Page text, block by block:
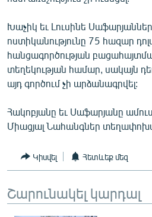
Հայերեն
English
Русский
ՀԵՏԵՎԵՔ ՄԵԶ
«Ազատության» բոլոր կայքերը
Խաչիկ եւ Լուսինե
ոստիկանությունը 75 հազար
հանցագործության
տեղեկության համար, սակայն
այդ գործում չի արձանագրվել:
Հակոբյանը եւ Սաֆարյանը
Միացյալ Նահանգներ
Կիսվել Հետևեք մեզ
Շարունակել կարդալ